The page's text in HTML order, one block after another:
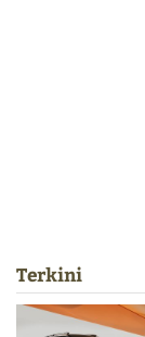
Terkini